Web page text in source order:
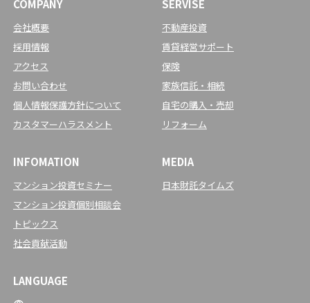
COMPANY
会社概要
採用情報
アクセス
お問い合わせ
個人情報保護方針について
カスタマーハラスメント
SERVISE
不動産投資
賃貸経営サポート
保険
家族信託・相続
自宅の購入・売却
リフォーム
INFOMATION
マンション投資セミナー
マンション投資個別相談会
トピックス
社会貢献活動
MEDIA
日本財託タイムズ
LANGUAGE